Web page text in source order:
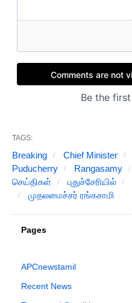
TAGS:
Breaking Chief Minister
Puducherry
Rangasamy
செய்திகள்
புதுச்சேரியில்
முதலமைச்சர் ரங்கசாமி
Pages
APCnewstamil
Recent News